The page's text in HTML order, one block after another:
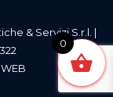
& Servizi S.r.l. |
0